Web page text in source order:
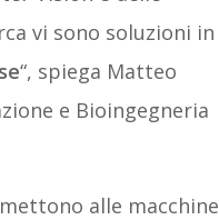
vi sono soluzioni in
“, spiega Matteo
e Bioingegneria
alle macchine